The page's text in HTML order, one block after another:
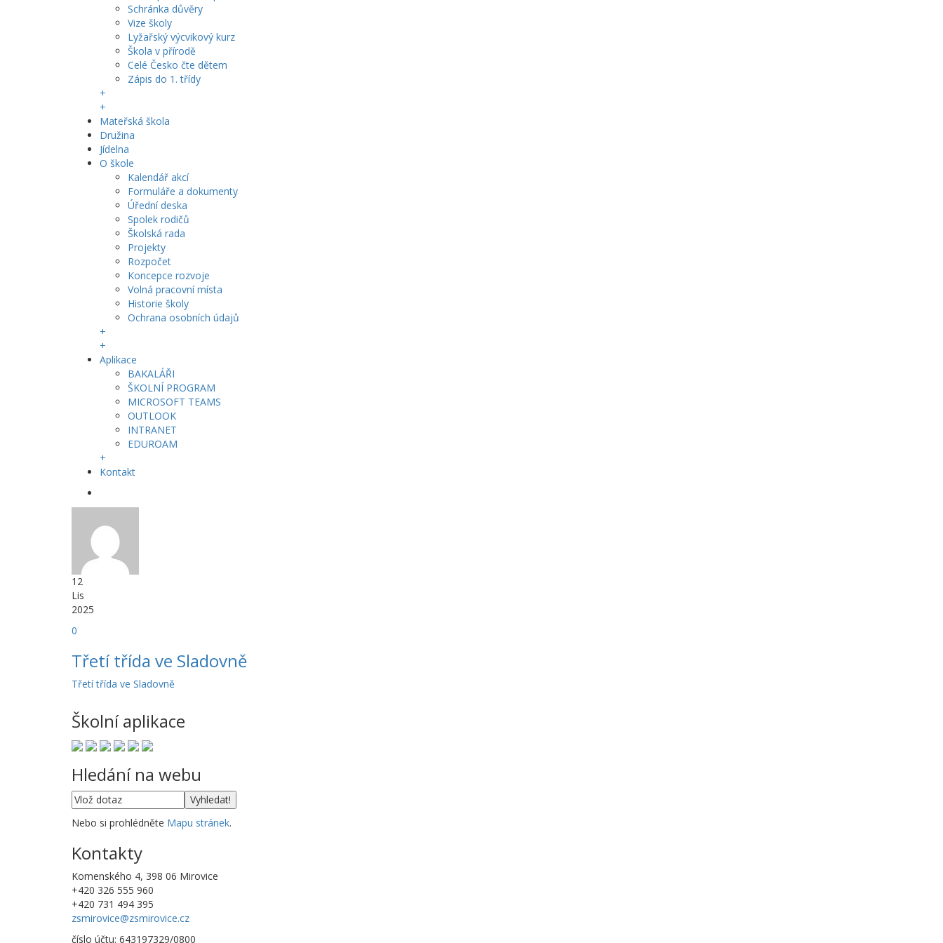
Schránka důvěry
Vize školy
Lyžařský výcvikový kurz
Škola v přírodě
Celé Česko čte dětem
Zápis do 1. třídy
+
+
Mateřská škola
Družina
Jídelna
O škole
Kalendář akcí
Formuláře a dokumenty
Úřední deska
Spolek rodičů
Školská rada
Projekty
Rozpočet
Koncepce rozvoje
Volná pracovní místa
Historie školy
Ochrana osobních údajů
+
+
Aplikace
BAKALÁŘI
ŠKOLNÍ PROGRAM
MICROSOFT TEAMS
OUTLOOK
INTRANET
EDUROAM
+
Kontakt
12
Lis
2025
0
Třetí třída ve Sladovně
Třetí třída ve Sladovně
Školní aplikace
Hledání na webu
Nebo si prohlédněte Mapu stránek.
Kontakty
Komenského 4, 398 06 Mirovice
+420 326 555 960
+420 731 494 395
zsmirovice@zsmirovice.cz
číslo účtu: 643197329/0800